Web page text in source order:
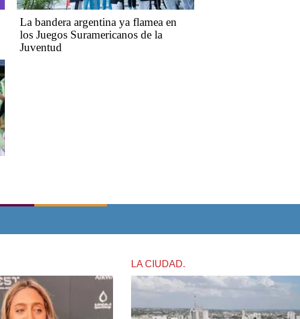
La bandera argentina ya flamea en
los Juegos Suramericanos de la
Juventud
LA CIUDAD.